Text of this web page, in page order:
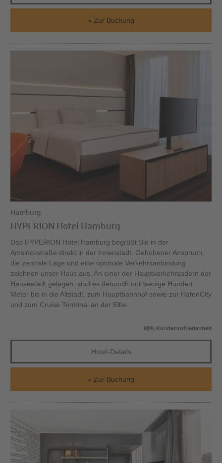
Zur Buchung
Hamburg
HYPERION Hotel Hamburg
Das HYPERION Hotel Hamburg begrüßt Sie in der
Amsinckstraße direkt in der Innenstadt. Gehobener Anspruch,
die zentrale Lage und eine optimale Verkehrsanbindung
zeichnen unser Haus aus. An einer der Hauptverkehrsadern der
Hansestadt gelegen, sind es dennoch nur wenige Hundert
Meter bis in die Altstadt, zum Hauptbahnhof sowie zur HafenCity
und zum Cruise Terminal an der Elbe.
88% Kundenzufriedenheit
Hotel-Details
Zur Buchung